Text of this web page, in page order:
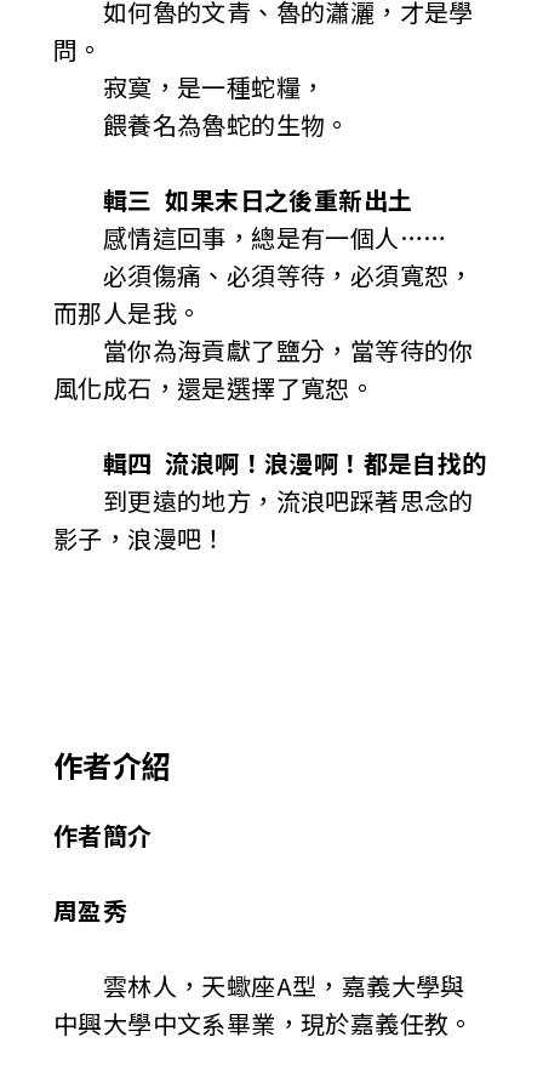
如何魯的文青、魯的瀟灑，才是學
問。
寂寞，是一種蛇糧，
餵養名為魯蛇的生物。
輯三 如果末日之後重新出土
感情這回事，總是有一個人……
必須傷痛、必須等待，必須寬恕，
而那人是我。
當你為海貢獻了鹽分，當等待的你
風化成石，還是選擇了寬恕。
輯四 流浪啊！浪漫啊！都是自找的
到更遠的地方，流浪吧踩著思念的
影子，浪漫吧！
作者介紹
作者簡介
周盈秀
雲林人，天蠍座A型，嘉義大學與
中興大學中文系畢業，現於嘉義任教。